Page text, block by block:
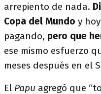
arrepiento de nada.
Copa del Mundo y
pagando, pero que
ese mismo esfuerzo
meses después en el
El Papu agregó que